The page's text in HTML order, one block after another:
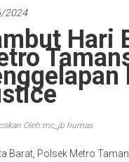
2024
Hari
Oleh:mc_jb humas
Barat, Polsek Metro